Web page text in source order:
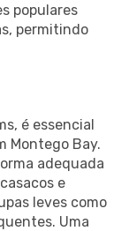
populares
permitindo
é essencial
Montego Bay.
adequada
e
leves como
Uma